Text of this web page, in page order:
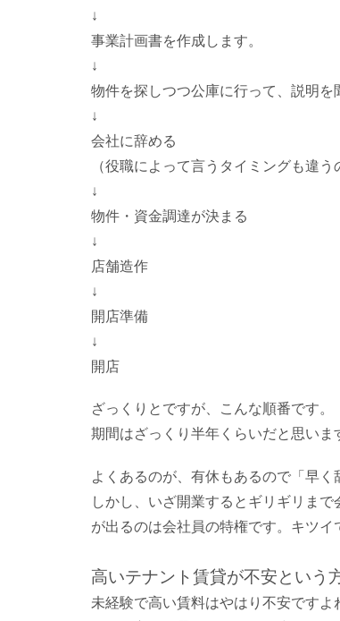
↓
事業計画書を作成します。
↓
物件を探しつつ公庫に行って、説明を
↓
会社に辞める
（役職によって言うタイミングも違
↓
物件・資金調達が決まる
↓
店舗造作
↓
開店準備
↓
開店
ざっくりとですが、こんな順番です。
期間はざっくり半年くらいだと思いま
よくあるのが、有休もあるので「早く
しかし、いざ開業するとギリギリま
が出るのは会社員の特権です。キツイ
高いテナント賃貸が不安という
未経験で高い賃料はやはり不安ですよ